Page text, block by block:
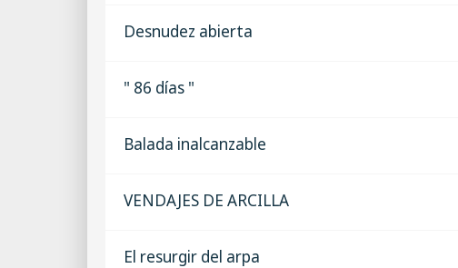
Desnudez abierta
" 86 días "
Balada inalcanzable
VENDAJES DE ARCILLA
El resurgir del arpa